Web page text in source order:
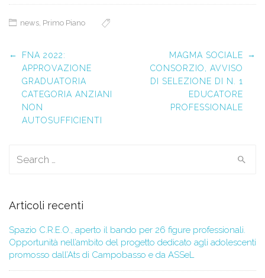
news, Primo Piano
Post navigation
←
FNA 2022:
APPROVAZIONE
GRADUATORIA
CATEGORIA ANZIANI
NON
AUTOSUFFICIENTI
MAGMA SOCIALE
CONSORZIO, AVVISO
DI SELEZIONE DI N. 1
EDUCATORE
PROFESSIONALE
→
Articoli recenti
Spazio C.R.E.O., aperto il bando per 26 figure professionali.
Opportunità nell’ambito del progetto dedicato agli adolescenti
promosso dall’Ats di Campobasso e da ASSeL